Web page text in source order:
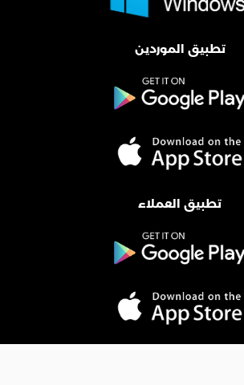
تطبيق الموردين
تطبيق العملاء